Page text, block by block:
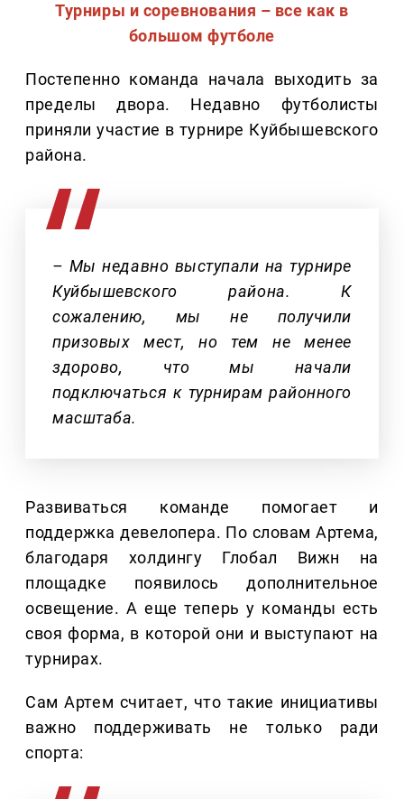
Турниры и соревнования – все как в
большом футболе
Постепенно команда начала выходить за
пределы двора. Недавно футболисты
приняли участие в турнире Куйбышевского
района.
– Мы недавно выступали на турнире
Куйбышевского района. К
сожалению, мы не получили
призовых мест, но тем не менее
здорово, что мы начали
подключаться к турнирам районного
масштаба.
Развиваться команде помогает и
поддержка девелопера. По словам Артема,
благодаря холдингу Глобал Вижн на
площадке появилось дополнительное
освещение. А еще теперь у команды есть
своя форма, в которой они и выступают на
турнирах.
Сам Артем считает, что такие инициативы
важно поддерживать не только ради
спорта: